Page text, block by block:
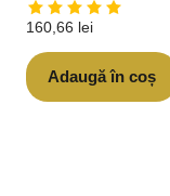
160,66 lei
Adaugă în coș